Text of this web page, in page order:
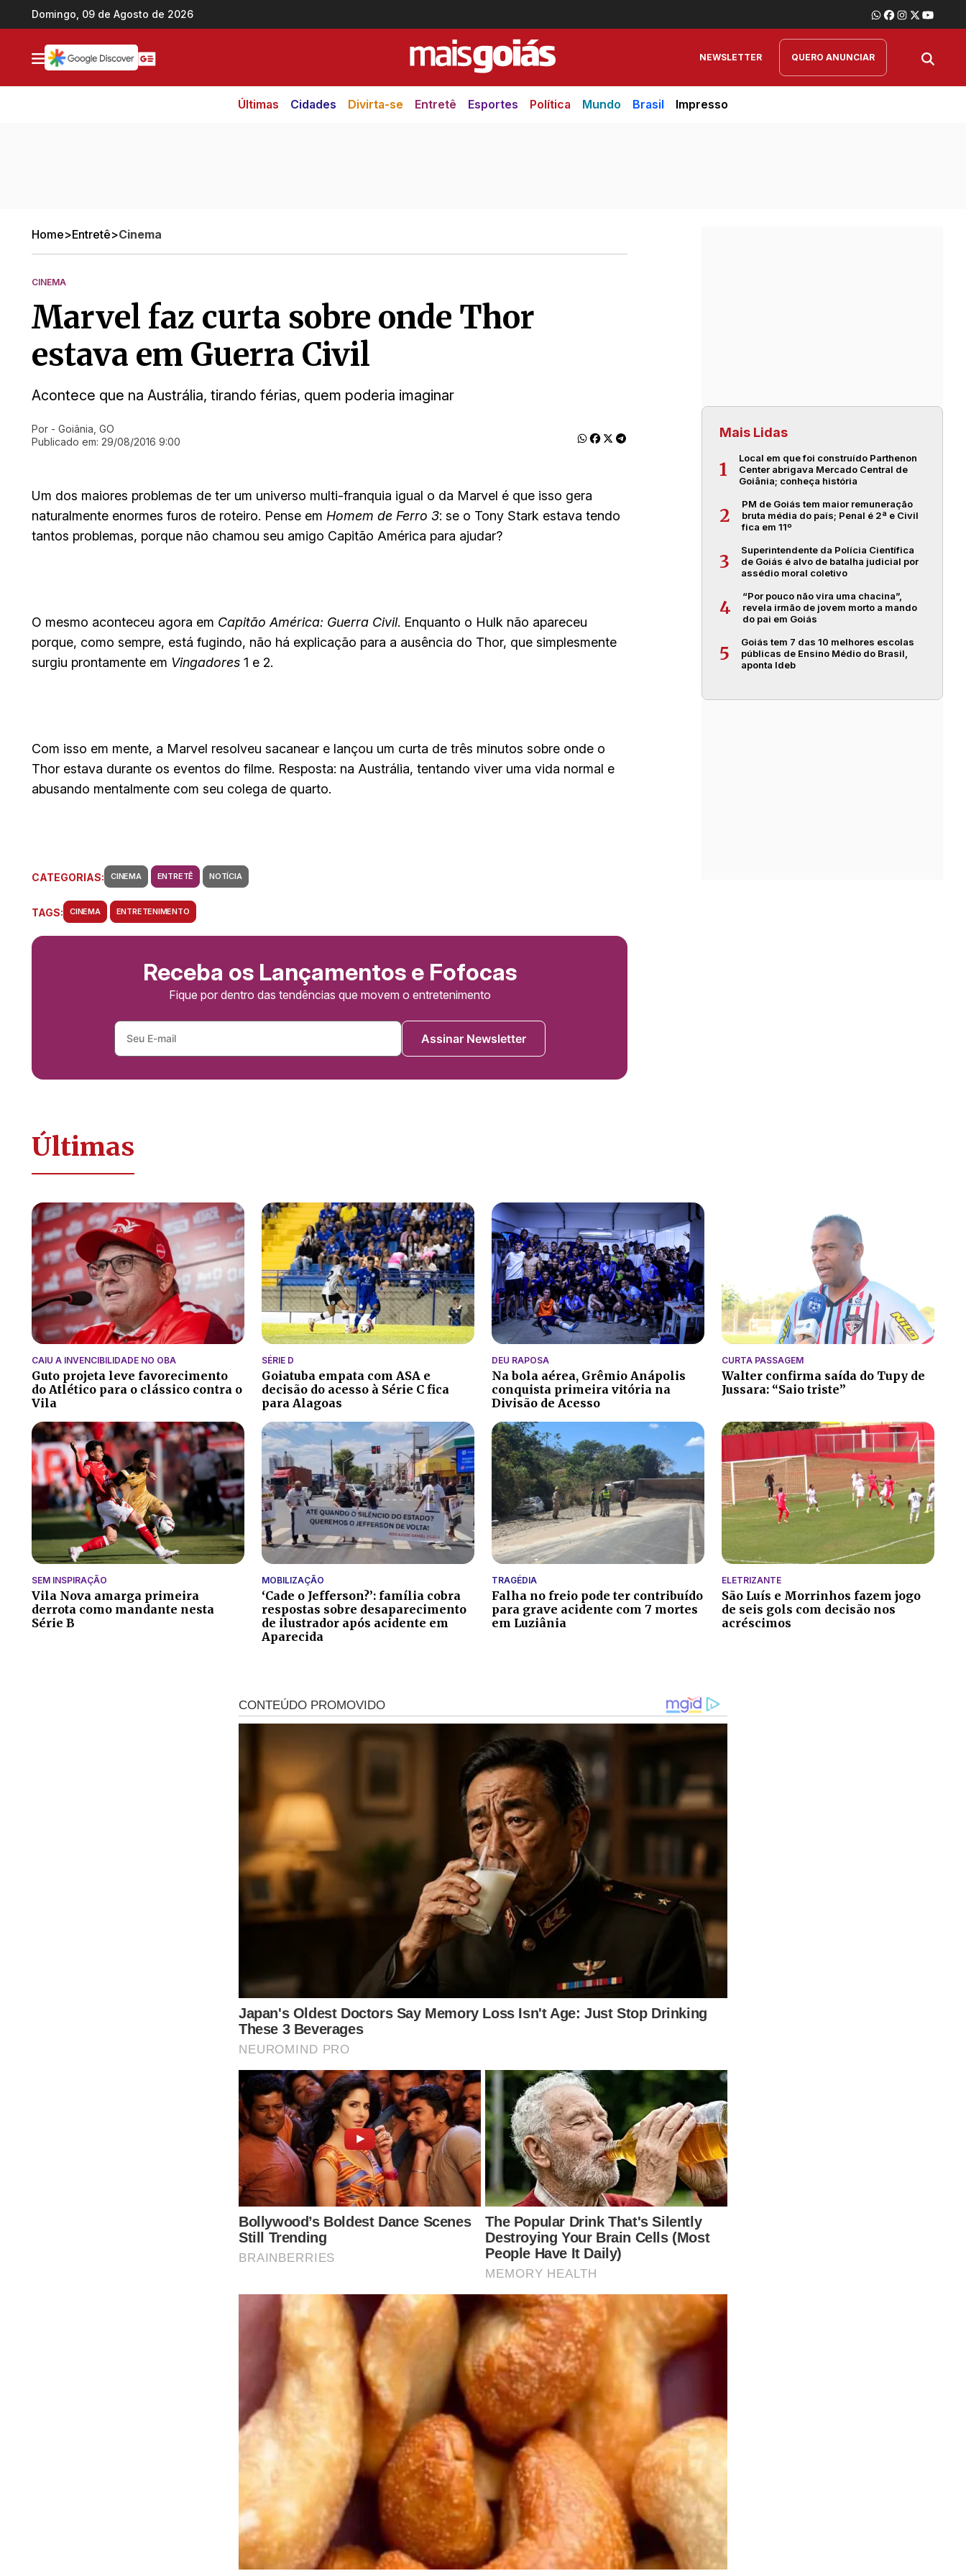
Ir direto pro conteúdo
Domingo, 09 de Agosto de 2026
NEWSLETTER QUERO ANUNCIAR
Últimas Cidades Divirta-se Entretê Esportes Política Mundo Brasil Impresso
Home>Entretê>Cinema
CINEMA
Marvel faz curta sobre onde Thor
estava em Guerra Civil
Acontece que na Austrália, tirando férias, quem poderia imaginar
Ir direto pra matéria
Por - Goiânia, GO
Publicado em: 29/08/2016 9:00
Um dos maiores problemas de ter um universo multi-franquia igual o da Marvel é que isso gera
naturalmente enormes furos de roteiro. Pense em Homem de Ferro 3: se o Tony Stark estava tendo
tantos problemas, porque não chamou seu amigo Capitão América para ajudar?
O mesmo aconteceu agora em Capitão América: Guerra Civil. Enquanto o Hulk não apareceu
porque, como sempre, está fugindo, não há explicação para a ausência do Thor, que simplesmente
surgiu prontamente em Vingadores 1 e 2.
Com isso em mente, a Marvel resolveu sacanear e lançou um curta de três minutos sobre onde o
Thor estava durante os eventos do filme. Resposta: na Austrália, tentando viver uma vida normal e
abusando mentalmente com seu colega de quarto.
CATEGORIAS: CINEMA ENTRETÊ NOTÍCIA
TAGS: CINEMA ENTRETENIMENTO
Receba os Lançamentos e Fofocas
Fique por dentro das tendências que movem o entretenimento
Assinar Newsletter
Mais Lidas
1
Local em que foi construído Parthenon
Center abrigava Mercado Central de
Goiânia; conheça história
2
PM de Goiás tem maior remuneração
bruta média do país; Penal é 2ª e Civil
fica em 11º
3
Superintendente da Polícia Científica
de Goiás é alvo de batalha judicial por
assédio moral coletivo
4
“Por pouco não vira uma chacina”,
revela irmão de jovem morto a mando
do pai em Goiás
5
Goiás tem 7 das 10 melhores escolas
públicas de Ensino Médio do Brasil,
aponta Ideb
Últimas
CAIU A INVENCIBILIDADE NO OBA
Guto projeta leve favorecimento
do Atlético para o clássico contra o
Vila
SÉRIE D
Goiatuba empata com ASA e
decisão do acesso à Série C fica
para Alagoas
DEU RAPOSA
Na bola aérea, Grêmio Anápolis
conquista primeira vitória na
Divisão de Acesso
CURTA PASSAGEM
Walter confirma saída do Tupy de
Jussara: “Saio triste”
SEM INSPIRAÇÃO
Vila Nova amarga primeira
derrota como mandante nesta
Série B
MOBILIZAÇÃO
‘Cade o Jefferson?’: família cobra
respostas sobre desaparecimento
de ilustrador após acidente em
Aparecida
TRAGÉDIA
Falha no freio pode ter contribuído
para grave acidente com 7 mortes
em Luziânia
ELETRIZANTE
São Luís e Morrinhos fazem jogo
de seis gols com decisão nos
acréscimos